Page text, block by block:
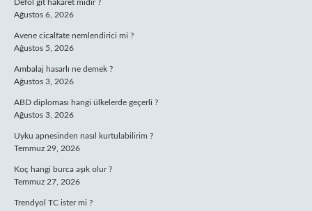
Defol git hakaret midir ?
Ağustos 6, 2026
Avene cicalfate nemlendirici mi ?
Ağustos 5, 2026
Ambalaj hasarlı ne demek ?
Ağustos 3, 2026
ABD diploması hangi ülkelerde geçerli ?
Ağustos 3, 2026
Uyku apnesinden nasıl kurtulabilirim ?
Temmuz 29, 2026
Koç hangi burca aşık olur ?
Temmuz 27, 2026
Trendyol TC ister mi ?